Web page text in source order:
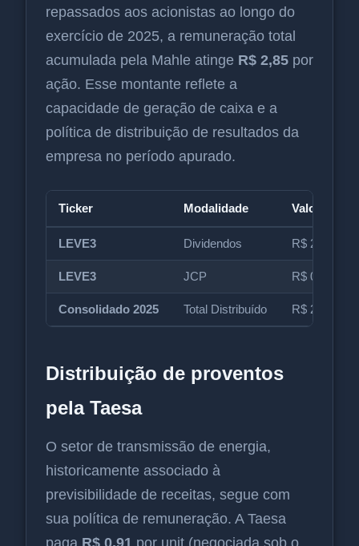
repassados aos acionistas ao longo do
exercício de 2025, a remuneração total
acumulada pela Mahle atinge R$ 2,85 por
ação. Esse montante reflete a
capacidade de geração de caixa e a
política de distribuição de resultados da
empresa no período apurado.
Ticker Modalidade Valor por
LEVE3 Dividendos R$ 2,03
LEVE3 JCP R$ 0,21
Consolidado 2025 Total Distribuído R$ 2,85
Distribuição de proventos
pela Taesa
O setor de transmissão de energia,
historicamente associado à
previsibilidade de receitas, segue com
sua política de remuneração. A Taesa